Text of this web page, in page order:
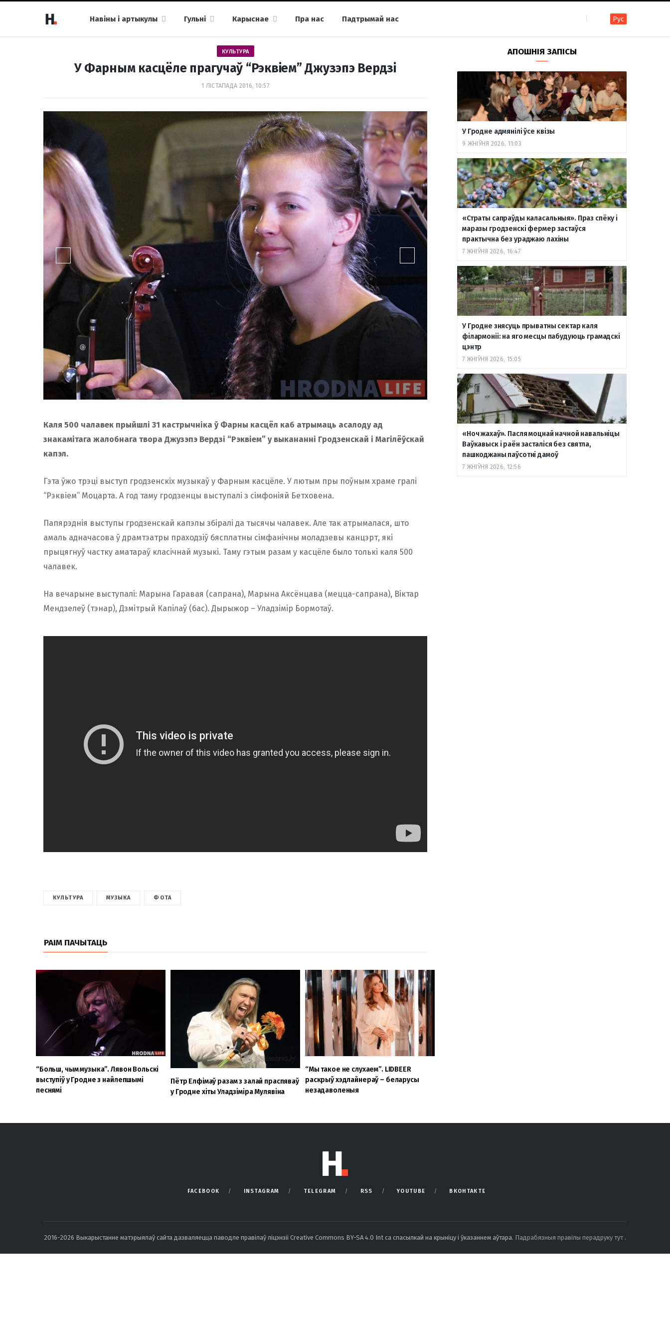
Навіны і артыкулы Гульні Карыснае Пра нас
Падтрымай нас
F
a
c
b
o
k
I
n
s
a
g
m
T
e
l
g
r
m
R
S
S
Y
o
u
u
b
В
к
о
т
а
е
Рус
КУЛЬТУРА
У Фарным касцёле прагучаў “Рэквіем” Джузэпэ Вердзі
1 ЛІСТАПАДА 2016, 10:57
Каля 500 чалавек прыйшлі 31 кастрычніка ў Фарны касцёл каб атрымаць асалоду ад
знакамітага жалобнага твора Джузэпэ Вердзі “Рэквіем” у выкананні Гродзенскай і Магілёўскай
капэл.
Гэта ўжо трэці выступ гродзенскіх музыкаў у Фарным касцёле. У лютым пры поўным храме гралі
“Рэквіем” Моцарта. А год таму гродзенцы выступалі з сімфоніяй Бетховена.
Папярэднія выступы гродзенскай капэлы збіралі да тысячы чалавек. Але так атрымалася, што
амаль адначасова ў драмтэатры праходзіў бясплатны сімфанічны моладзевы канцэрт, які
прыцягнуў частку аматараў класічнай музыкі. Таму гэтым разам у касцёле было толькі каля 500
чалавек.
На вечарыне выступалі: Марына Гаравая (сапрана), Марына Аксёнцава (мецца-сапрана), Віктар
Мендзелеў (тэнар), Дзмітрый Капiлаў (бас). Дырыжор – Уладзімір Бормотаў.
КУЛЬТУРА МУЗЫКА ФОТА
РАІМ ПАЧЫТАЦЬ
“Больш, чым музыка”. Лявон Вольскі
выступіў у Гродне з найлепшымі
песнямі
Пётр Елфімаў разам з залай праспяваў
у Гродне хіты Уладзіміра Мулявіна
“Мы такое не слухаем”. LIDBEER
раскрыў хэдлайнераў – беларусы
незадаволеныя
АПОШНІЯ ЗАПІСЫ
У Гродне адмянілі ўсе квізы
9 ЖНІЎНЯ 2026, 11:03
«Страты сапраўды каласальныя». Праз спёку і
маразы гродзенскі фермер застаўся
практычна без ураджаю лахіны
7 ЖНІЎНЯ 2026, 16:47
У Гродне знясуць прыватны сектар каля
філармоніі: на яго месцы пабудуюць грамадскі
цэнтр
7 ЖНІЎНЯ 2026, 15:05
«Ноч жахаў». Пасля моцнай начной навальніцы
Ваўкавыск і раён засталіся без святла,
пашкоджаны паўсотні дамоў
7 ЖНІЎНЯ 2026, 12:56
FACEBOOK INSTAGRAM TELEGRAM RSS YOUTUBE ВКОНТАКТЕ
2016-2026 Выкарыстанне матэрыялаў сайта дазваляецца паводле правілаў ліцэнзіі Creative Commons BY-SA 4.0 Int са спасылкай на крыніцу і ўказаннем аўтара. Падрабязныя правілы перадруку тут .